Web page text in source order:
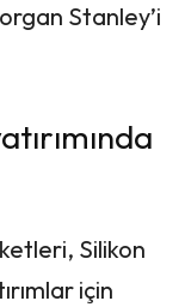
Stanley’i
Silikon
için